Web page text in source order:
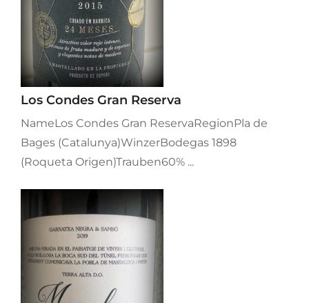
Los Condes Gran Reserva
NameLos Condes Gran ReservaRegionPla de
Bages (Catalunya)WinzerBodegas 1898
(Roqueta Origen)Trauben60% ...